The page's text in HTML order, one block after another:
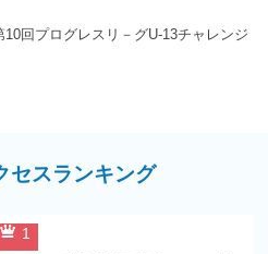
10回プログレスリ－グU-13チャレンジ
セスランキング
1